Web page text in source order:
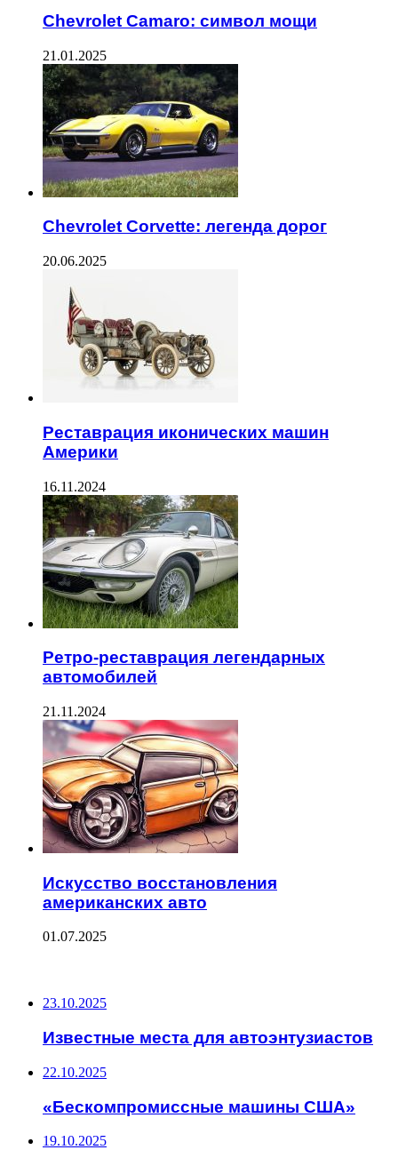
Chevrolet Camaro: символ мощи
21.01.2025
Chevrolet Corvette: легенда дорог
20.06.2025
Реставрация иконических машин
Америки
16.11.2024
Ретро-реставрация легендарных
автомобилей
21.11.2024
Искусство восстановления
американских авто
01.07.2025
23.10.2025
Известные места для автоэнтузиастов
22.10.2025
«Бескомпромиссные машины США»
19.10.2025